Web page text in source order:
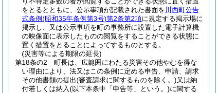
をとるとともに、公示事項が記載された書面を 川西町公告
式条例(昭和35年条例第3号)第2条第2項に規定する掲示場に
掲示し、又は公示事項を町の事務所に設置した電子計算機
の映像面に表示したものの閲覧をすることができる状態に
置く措置をとることによってするものとする。
(災害等による期限の延長)
第18条の2
町長は、広範囲にわたる災害その他やむを得な
い理由により、法又はこの条例に定める申告、申請、請求
その他書類の提出(審査請求に関するものを除く。)又は納
付若しくは納入(以下本条中「申告等」という。)に関する